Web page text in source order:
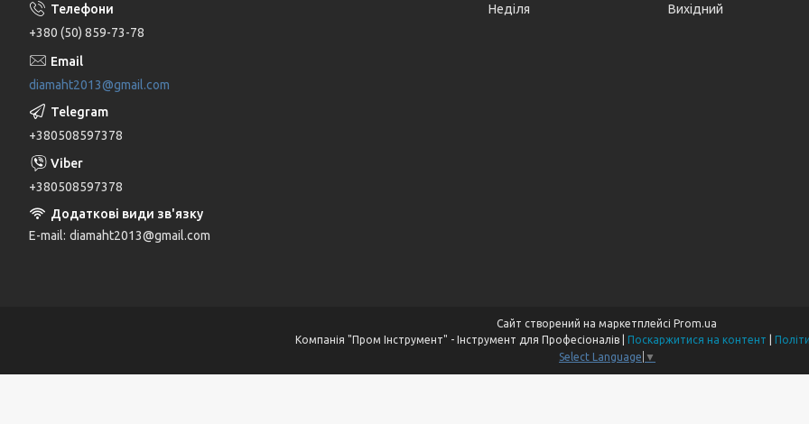
+380 (50) 859-73-78
diamaht2013@gmail.com
+380508597378
+380508597378
E-mail diamaht2013@gmail.com
Неділя
Вихідний
Сайт створений на маркетплейсі Prom.ua
Поскаржитися на контент
Select Language ▼